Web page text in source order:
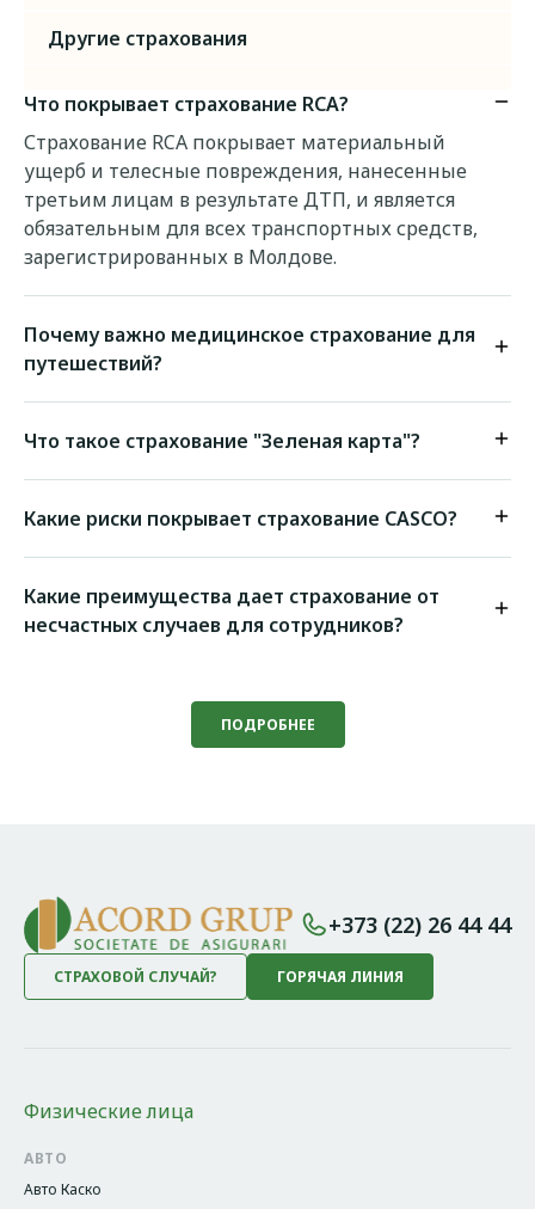
Другие страхования
Что покрывает страхование RCA?
Страхование RCA покрывает материальный
ущерб и телесные повреждения, нанесенные
третьим лицам в результате ДТП, и является
обязательным для всех транспортных средств,
зарегистрированных в Молдове.
Почему важно медицинское страхование для
путешествий?
Что такое страхование "Зеленая карта"?
Какие риски покрывает страхование CASCO?
Какие преимущества дает страхование от
несчастных случаев для сотрудников?
ПОДРОБНЕЕ
+373 (22) 26 44 44
СТРАХОВОЙ СЛУЧАЙ? ГОРЯЧАЯ ЛИНИЯ
Физические лица
АВТО
Авто Каско